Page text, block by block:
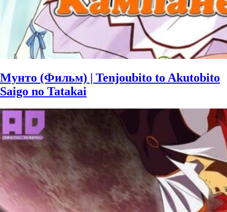
Мунто (Фильм) | Tenjoubito to Akutobito
Saigo no Tatakai